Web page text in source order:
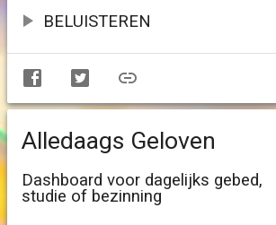
BELUISTEREN
Alledaags Geloven
Dashboard voor dagelijks gebed,
studie of bezinning